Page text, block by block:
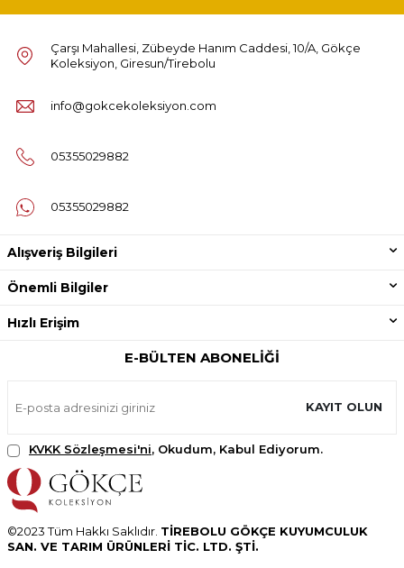
Çarşı Mahallesi, Zübeyde Hanım Caddesi, 10/A, Gökçe
Koleksiyon, Giresun/Tirebolu
info@gokcekoleksiyon.com
05355029882
05355029882
Alışveriş Bilgileri
Önemli Bilgiler
Hızlı Erişim
E-BÜLTEN ABONELIĞI
KAYIT OLUN
KVKK Sözleşmesi'ni, Okudum, Kabul Ediyorum.
©2023 Tüm Hakkı Saklıdır. TİREBOLU GÖKÇE KUYUMCULUK
SAN. VE TARIM ÜRÜNLERİ TİC. LTD. ŞTİ.